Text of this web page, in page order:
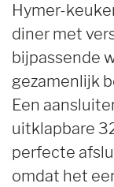
Hymer-
diner met
bijpassende
gezamenlijk
Een
uitklapbare
perfecte
omdat het